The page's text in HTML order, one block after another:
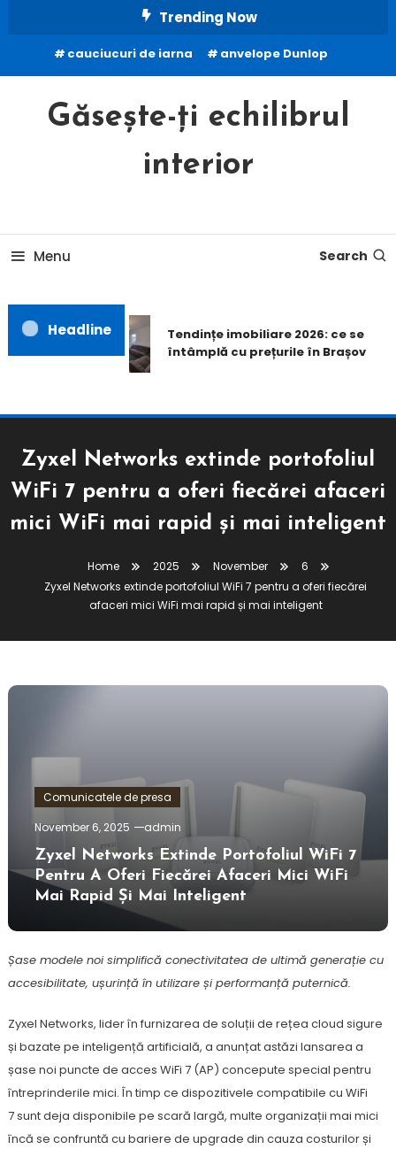
Content
Trending Now
cauciucuri de iarna anvelope Dunlop
Găsește-ți echilibrul
interior
Menu Search
Headline
Tendințe imobiliare 2026: ce se
întâmplă cu prețurile în Brașov
Zyxel Networks extinde portofoliul
WiFi 7 pentru a oferi fiecărei afaceri
mici WiFi mai rapid și mai inteligent
Home 2025 November
6
Zyxel Networks extinde portofoliul WiFi 7 pentru a oferi fiecărei
afaceri mici WiFi mai rapid și mai inteligent
Comunicatele de presa
November 6, 2025
admin
Zyxel Networks Extinde Portofoliul WiFi 7
Pentru A Oferi Fiecărei Afaceri Mici WiFi
Mai Rapid Și Mai Inteligent
Șase modele noi simplifică conectivitatea de ultimă generație cu
accesibilitate, ușurință în utilizare și performanță puternică.
Zyxel Networks, lider în furnizarea de soluții de rețea cloud sigure
și bazate pe inteligență artificială, a anunțat astăzi lansarea a
șase noi puncte de acces WiFi 7 (AP) concepute special pentru
întreprinderile mici. În timp ce dispozitivele compatibile cu WiFi
7 sunt deja disponibile pe scară largă, multe organizații mai mici
încă se confruntă cu bariere de upgrade din cauza costurilor și